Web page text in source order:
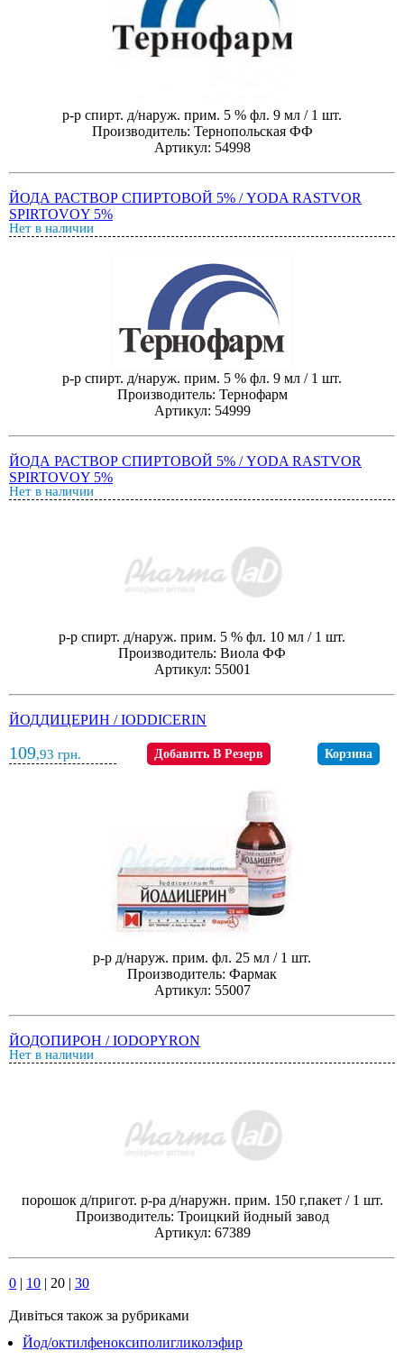
р-р спирт. д/наруж. прим. 5 % фл. 9 мл / 1 шт.
Производитель: Тернопольская ФФ
Артикул: 54998
ЙОДА РАСТВОР СПИРТОВОЙ 5% / YODA RASTVOR
SPIRTOVOY 5%
Нет в наличии
р-р спирт. д/наруж. прим. 5 % фл. 9 мл / 1 шт.
Производитель: Тернофарм
Артикул: 54999
ЙОДА РАСТВОР СПИРТОВОЙ 5% / YODA RASTVOR
SPIRTOVOY 5%
Нет в наличии
р-р спирт. д/наруж. прим. 5 % фл. 10 мл / 1 шт.
Производитель: Виола ФФ
Артикул: 55001
ЙОДДИЦЕРИН / IODDICERIN
109,93 грн. Добавить В Резерв Корзина
р-р д/наруж. прим. фл. 25 мл / 1 шт.
Производитель: Фармак
Артикул: 55007
ЙОДОПИРОН / IODOPYRON
Нет в наличии
порошок д/пригот. р-ра д/наружн. прим. 150 г,пакет / 1 шт.
Производитель: Троицкий йодный завод
Артикул: 67389
0 | 10 | 20 | 30
Дивіться також за рубриками
Йод/октилфеноксиполигликолэфир